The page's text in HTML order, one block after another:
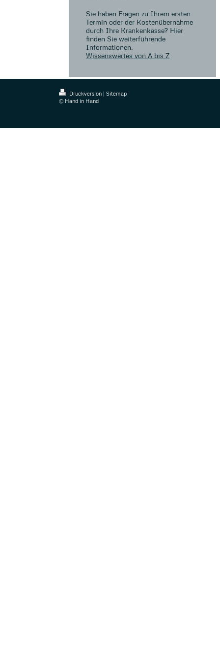
Sie haben Fragen zu Ihrem ersten
Termin oder der Kostenübernahme
durch Ihre Krankenkasse? Hier
finden Sie weiterführende
Informationen.
Wissenswertes von A bis Z
Druckversion | Sitemap
© Hand in Hand